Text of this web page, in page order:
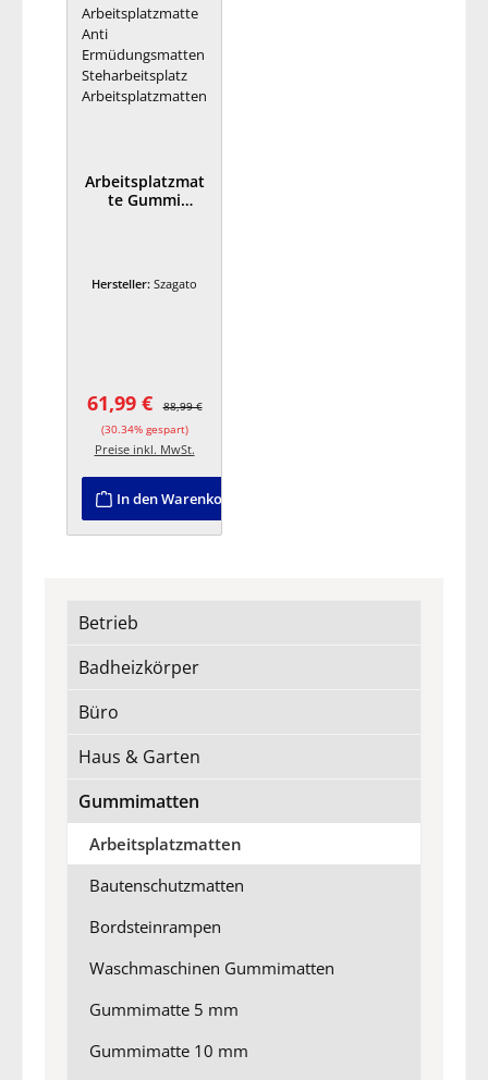
Arbeitsplatzmat
te Gummi
Arbeitsplatzmat
ten
Hersteller: Szagato
Verkaufspreis:
61,99 € Regulärer Preis:
88,99 €
(30.34% gespart)
Preise inkl. MwSt.
In den Warenkorb
Betrieb
Badheizkörper
Büro
Haus & Garten
Gummimatten
Arbeitsplatzmatten
Bautenschutzmatten
Bordsteinrampen
Waschmaschinen Gummimatten
Gummimatte 5 mm
Gummimatte 10 mm